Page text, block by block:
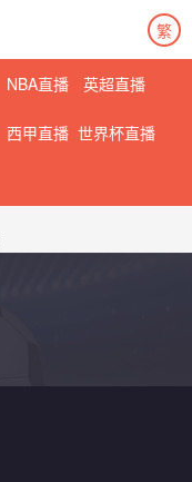
繁
NBA直播 英超直播
西甲直播 世界杯直播